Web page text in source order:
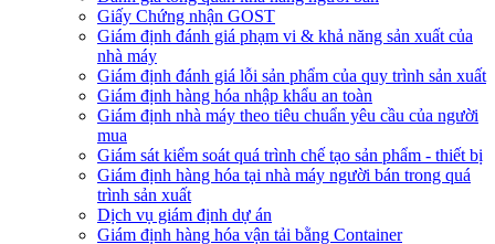
Giấy Chứng nhận GOST
Giám định đánh giá phạm vi & khả năng sản xuất của
nhà máy
Giám định đánh giá lỗi sản phẩm của quy trình sản xuất
Giám định hàng hóa nhập khẩu an toàn
Giám định nhà máy theo tiêu chuẩn yêu cầu của người
mua
Giám sát kiểm soát quá trình chế tạo sản phẩm - thiết bị
Giám định hàng hóa tại nhà máy người bán trong quá
trình sản xuất
Dịch vụ giám định dự án
Giám định hàng hóa vận tải bằng Container